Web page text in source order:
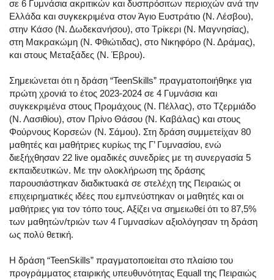
σε 6 Γυμνάσια ακριτικών και δυσπρόσιτων περιοχών ανά την
Ελλάδα και συγκεκριμένα στον Άγιο Ευστράτιο (Ν. Λέσβου),
στην Κάσο (Ν. Δωδεκανήσου), στο Τρίκερι (Ν. Μαγνησίας),
στη Μακρακώμη (Ν. Φθιώτιδας), στο Νικηφόρο (Ν. Δράμας),
και στους Μεταξάδες (Ν. Έβρου).
Σημειώνεται ότι η δράση “TeenSkills” πραγματοποιήθηκε για
πρώτη χρονιά το έτος 2023-2024 σε 4 Γυμνάσια και
συγκεκριμένα στους Προμάχους (Ν. Πέλλας), στο Τζερμιάδο
(Ν. Λασιθίου), στον Πρίνο Θάσου (Ν. Καβάλας) και στους
Φούρνους Κορσεών (Ν. Σάμου). Στη δράση συμμετείχαν 80
μαθητές και μαθήτριες κυρίως της Γ’ Γυμνασίου, ενώ
διεξήχθησαν 22 live ομαδικές συνεδρίες με τη συνεργασία 5
εκπαιδευτικών. Με την ολοκλήρωση της δράσης
παρουσιάστηκαν διαδικτυακά σε στελέχη της Πειραιώς οι
επιχειρηματικές ιδέες που εμπνεύστηκαν οι μαθητές και οι
μαθήτριες για τον τόπο τους. Αξίζει να σημειωθεί ότι το 87,5%
των μαθητών/τριών των 4 Γυμνασίων αξιολόγησαν τη δράση
ως πολύ θετική.
Η δράση “TeenSkills” πραγματοποιείται στο πλαίσιο του
προγράμματος εταιρικής υπευθυνότητας Equall της Πειραιώς